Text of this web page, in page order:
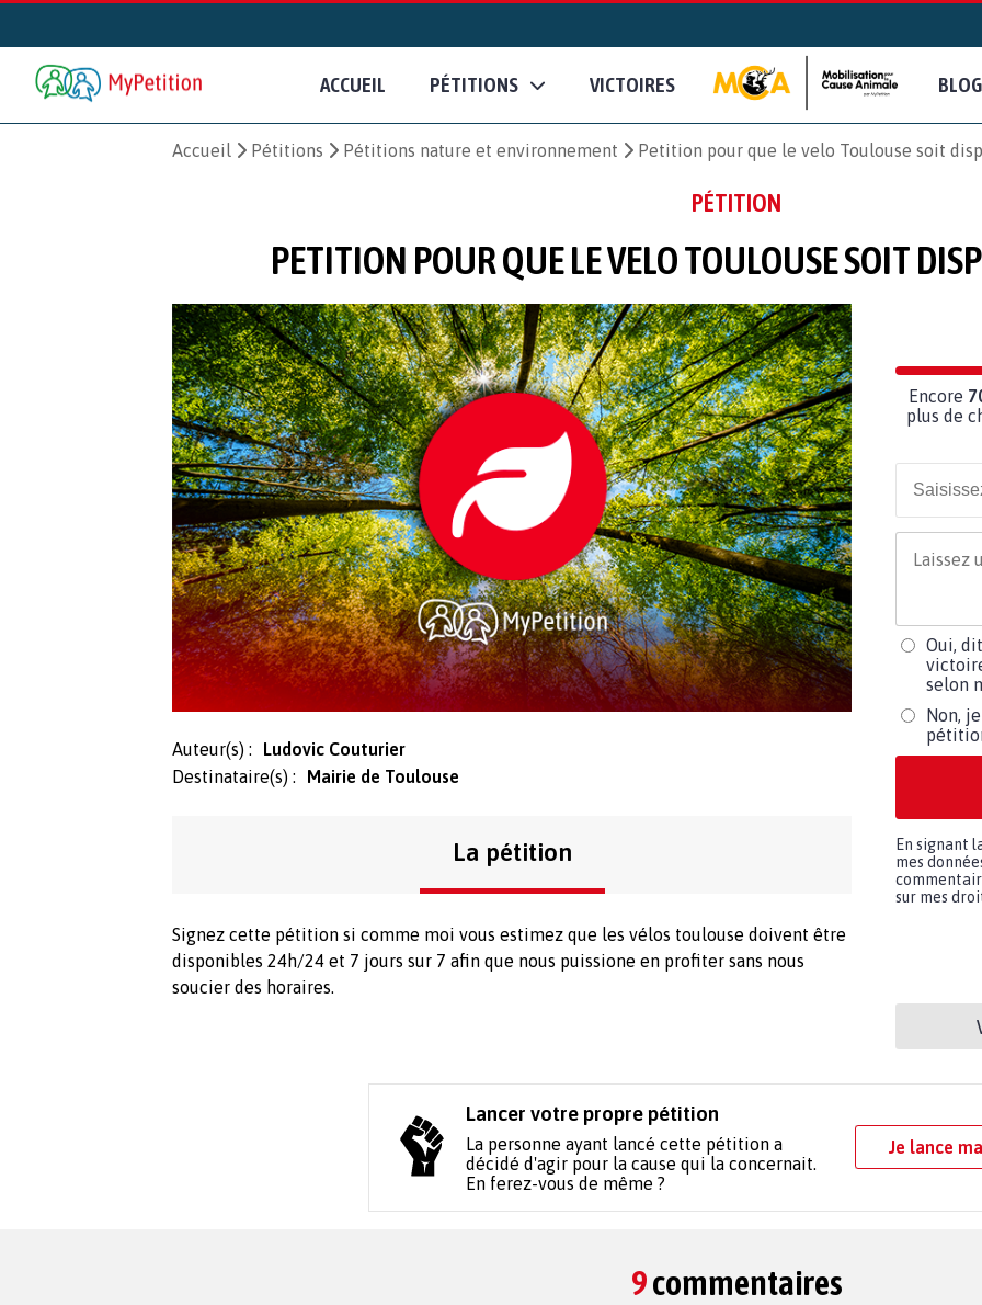
ACCUEIL PÉTITIONS VICTOIRES BLOG
Accueil Pétitions Pétitions nature et environnement Petition pour que le velo Toulouse soit
PÉTITION
PETITION POUR QUE LE VELO TOULOUSE SOIT
Auteur(s) :
Ludovic Couturier
Destinataire(s) :
Mairie de Toulouse
La pétition
Signez cette pétition si comme moi vous estimez que les vélos toulouse doivent être
disponibles 24h/24 et 7 jours sur 7 afin que nous puissione en profiter sans nous
soucier des horaires.
Encore
plus de
Oui,
selon
Non,
En signant
mes
sur mes
Lancer votre propre pétition
La personne ayant lancé cette pétition a
décidé d'agir pour la cause qui la concernait.
En ferez-vous de même ?
Je lance
9commentaires